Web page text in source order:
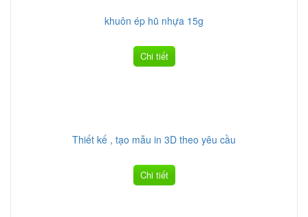
khuôn ép hũ nhựa 15g
Chi tiết
Thiết kế , tạo mẫu in 3D theo yêu cầu
Chi tiết